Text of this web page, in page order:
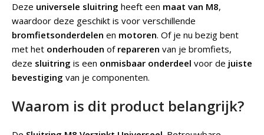
Deze universele sluitring heeft een maat van M8,
waardoor deze geschikt is voor verschillende
bromfietsonderdelen en motoren. Of je nu bezig bent
met het onderhouden of repareren van je bromfiets,
deze sluitring is een onmisbaar onderdeel voor de juiste
bevestiging van je componenten.
Waarom is dit product belangrijk?